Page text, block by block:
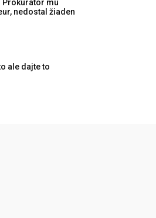
Prokurátor mu
nedostal žiaden
ale dajte to